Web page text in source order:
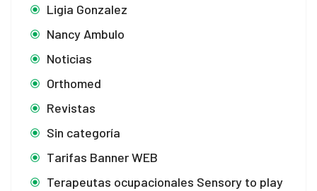
Ligia Gonzalez
Nancy Ambulo
Noticias
Orthomed
Revistas
Sin categoría
Tarifas Banner WEB
Terapeutas ocupacionales Sensory to play